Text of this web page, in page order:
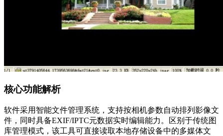
核心功能解析
软件采用智能文件管理系统，支持按相机参数自动排列影像文
件，同时具备EXIF/IPTC元数据实时编辑能力。区别于传统图
库管理模式，该工具可直接读取本地存储设备中的多媒体文